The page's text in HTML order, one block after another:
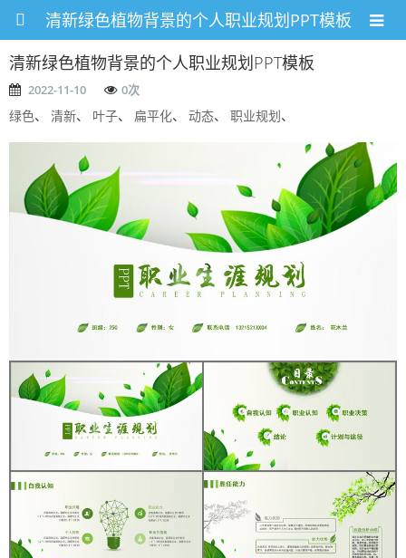
清新绿色植物背景的个人职业规划PPT模板
清新绿色植物背景的个人职业规划PPT模板
2022-11-10 0次
绿色、 清新、 叶子、 扁平化、 动态、 职业规划、